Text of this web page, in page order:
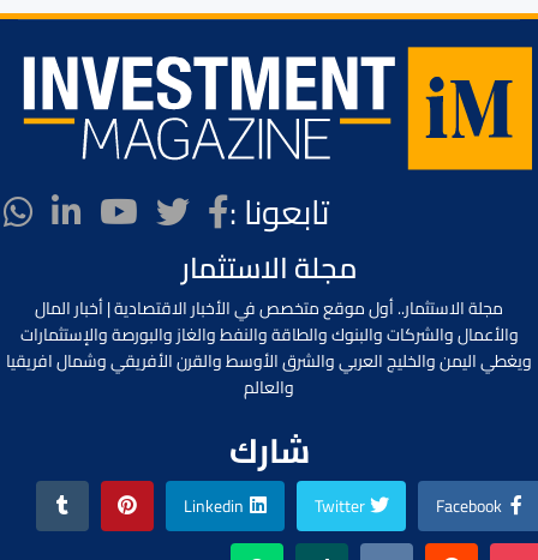
تابعونا :
مجلة الاستثمار
مجلة الاستثمار.. أول موقع متخصص في الأخبار الاقتصادية | أخبار المال
والأعمال والشركات والبنوك والطاقة والنفط والغاز والبورصة والإستثمارات
ويغطي اليمن والخليج العربي والشرق الأوسط والقرن الأفريقي وشمال افريقيا
والعالم
شارك
Facebook
Twitter
Linkedin